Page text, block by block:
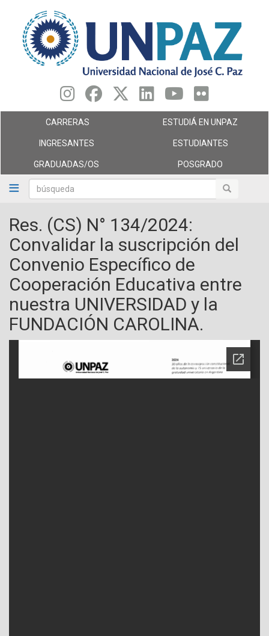
contenido
principal
búsqueda búsqueda
CARRERAS ESTUDIÁ EN UNPAZ
INGRESANTES ESTUDIANTES
GRADUADAS/OS POSGRADO
Res. (CS) N° 134/2024:
Convalidar la suscripción del
Convenio Específico de
Cooperación Educativa entre
nuestra UNIVERSIDAD y la
FUNDACIÓN CAROLINA.